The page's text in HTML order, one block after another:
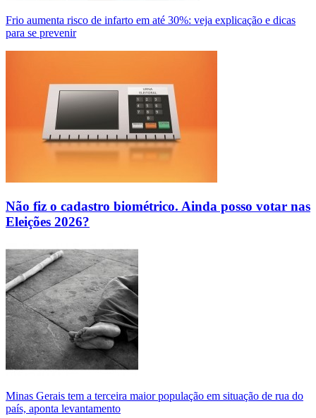
Frio aumenta risco de infarto em até 30%: veja explicação e dicas
para se prevenir
Não fiz o cadastro biométrico. Ainda posso votar nas
Eleições 2026?
Minas Gerais tem a terceira maior população em situação de rua do
país, aponta levantamento